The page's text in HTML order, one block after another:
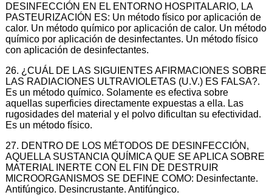
DESINFECCIÓN EN EL ENTORNO HOSPITALARIO, LA
PASTEURIZACIÓN ES: Un método físico por aplicación de
calor. Un método químico por aplicación de calor. Un método
químico por aplicación de desinfectantes. Un método físico
con aplicación de desinfectantes.
26. ¿CUÁL DE LAS SIGUIENTES AFIRMACIONES SOBRE
LAS RADIACIONES ULTRAVIOLETAS (U.V.) ES FALSA?.
Es un método químico. Solamente es efectiva sobre
aquellas superficies directamente expuestas a ella. Las
rugosidades del material y el polvo dificultan su efectividad.
Es un método físico.
27. DENTRO DE LOS MÉTODOS DE DESINFECCIÓN,
AQUELLA SUSTANCIA QUÍMICA QUE SE APLICA SOBRE
MATERIAL INERTE CON EL FIN DE DESTRUIR
MICROORGANISMOS SE DEFINE COMO: Desinfectante.
Antifúngico. Desincrustante. Antifúngico.